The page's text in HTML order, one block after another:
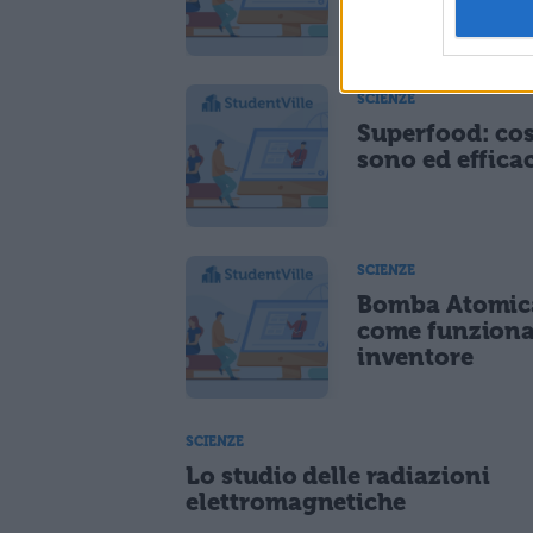
SCIENZE
Superfood:
sono ed
SCIENZE
Bomba
come
inventore
SCIENZE
Lo studio delle radiazioni
elettromagnetiche